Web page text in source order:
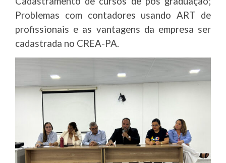
Problemas com contadores usando ART de
profissionais e as vantagens da empresa ser
cadastrada no CREA-PA.